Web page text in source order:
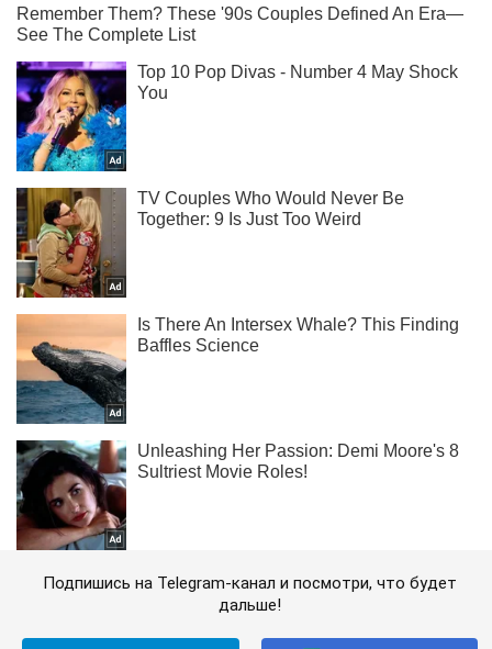
Подпишись на Telegram-канал и посмотри, что будет
дальше!